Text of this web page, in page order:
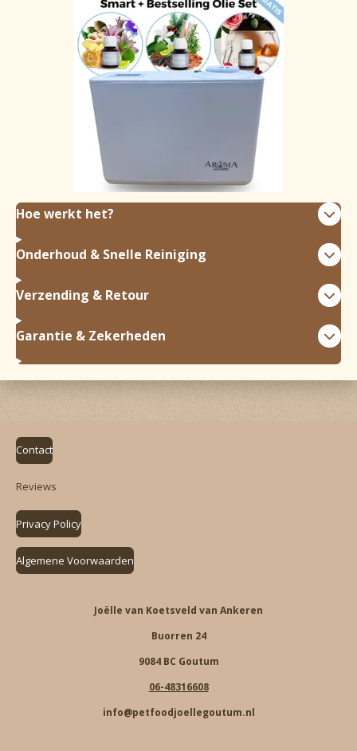
Hoe werkt het?
Onderhoud & Snelle Reiniging
Verzending & Retour
Garantie & Zekerheden
Contact
Reviews
Privacy Policy
Algemene Voorwaarden
Joëlle van Koetsveld van Ankeren
Buorren 24
9084 BC Goutum
06-48316608
info@petfoodjoellegoutum.nl